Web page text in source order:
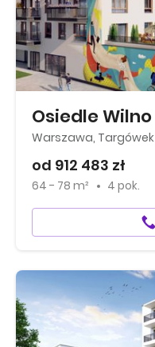
Osiedle Wilno
Warszawa, Targówek
od 912 483 zł
64 - 78 m² 4 pok.